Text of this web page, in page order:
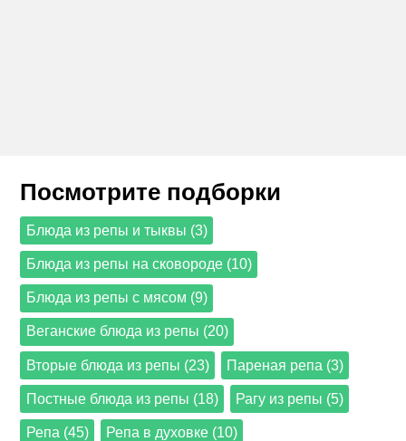
Посмотрите подборки
Блюда из репы и тыквы (3)
Блюда из репы на сковороде (10)
Блюда из репы с мясом (9)
Веганские блюда из репы (20)
Вторые блюда из репы (23) Пареная репа (3)
Постные блюда из репы (18) Рагу из репы (5)
Репа (45) Репа в духовке (10)